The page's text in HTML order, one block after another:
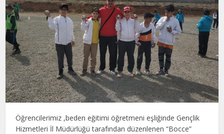
Öğrencilerimiz ,beden eğitimi öğretmeni eşliğinde Gençlik
Hizmetleri İl Müdürlüğü tarafından düzenlenen “Bocce”